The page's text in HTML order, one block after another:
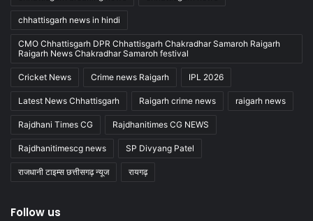
chhattisgarh news in hindi
CMO Chhattisgarh DPR Chhattisgarh Chakradhar Samaroh Raigarh
Raigarh News Chakradhar Samaroh festival
Cricket News Crime news Raigarh IPL 2026
Latest News Chhattisgarh Raigarh crime news raigarh news
Rajdhani Times CG Rajdhanitimes CG NEWS
Rajdhanitimescg news SP Divyang Patel
राजधानी टाइम्स छत्तीसगढ़ न्यूज रायगढ़
Follow us